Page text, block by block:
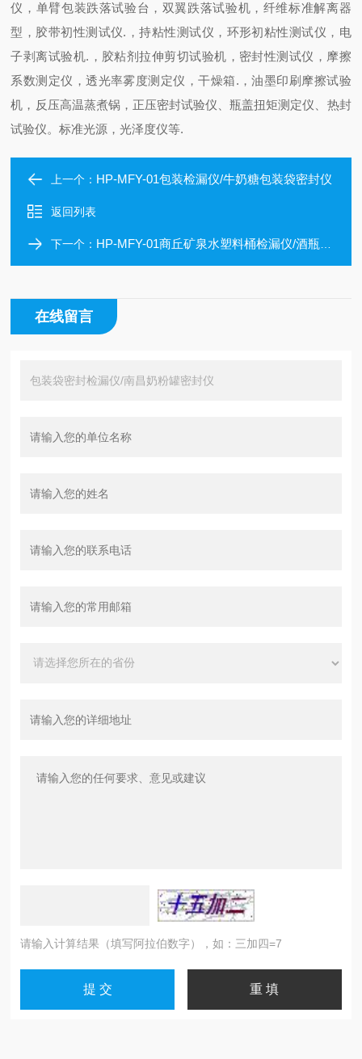
仪，单臂包装跌落试验台，双翼跌落试验机，纤维标准解离器
型，胶带初性测试仪.，持粘性测试仪，环形初粘性测试仪，电
子剥离试验机.，胶粘剂拉伸剪切试验机，密封性测试仪，摩擦
系数测定仪，透光率雾度测定仪，干燥箱.，油墨印刷摩擦试验
机，反压高温蒸煮锅，正压密封试验仪、瓶盖扭矩测定仪、热封
试验仪。标准光源，光泽度仪等.
上一个： HP-MFY-01包装检漏仪/牛奶糖包装袋密封仪
返回列表
下一个： HP-MFY-01商丘矿泉水塑料桶检漏仪/酒瓶气密性检测仪
在线留言
请输入计算结果（填写阿拉伯数字），如：三加四=7